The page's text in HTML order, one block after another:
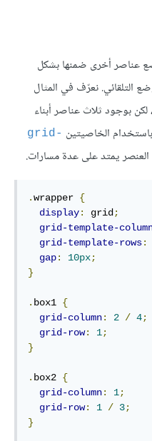
عناصر أخرى ضمنها بشكل
التلقائي. نعرّف في المثال
لكن بوجود ثلاث عناصر أبناء
الخاصيتين grid-
يمتد على عدة مسارات.
.wrapper {
display: grid;
grid-template-
grid-template-rows:
gap: 10px;
}
. box1 {
grid-column: 2 / 4;
grid-row: 1;
}
. box2 {
grid-column: 1;
grid-row: 1 / 3;
}